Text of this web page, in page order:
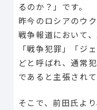
るのか？」です。
昨今のロシアのウ
戦争報道において
「戦争犯罪」「ジ
どと呼ばれ、通常
であると主張されて
そこで、前田氏よ